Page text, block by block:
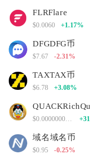
FLRFlare
$0.0060 +1.17%
DFGDFG币
$7.67 -2.31%
TAXTAX币
$6.78 +3.08%
域名域名币
$0.95 -0.25%